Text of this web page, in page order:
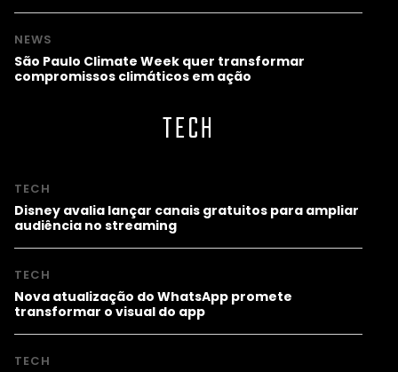
NEWS
São Paulo Climate Week quer transformar
compromissos climáticos em ação
TECH
TECH
Disney avalia lançar canais gratuitos para ampliar
audiência no streaming
TECH
Nova atualização do WhatsApp promete
transformar o visual do app
TECH